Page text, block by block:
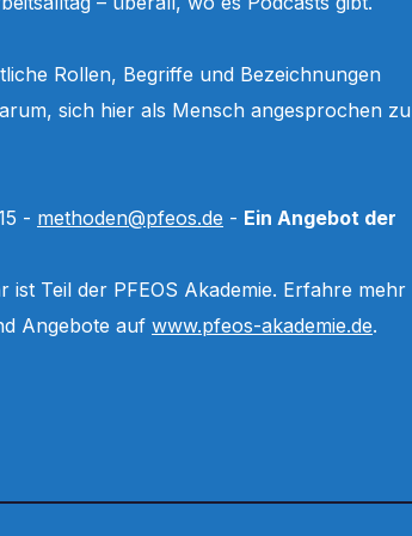
Rollen, Begriffe und Bezeichnungen
sich hier als Mensch angesprochen zu
- methoden@pfeos.de - Ein Angebot der
ist Teil der PFEOS Akademie. Erfahre mehr
Angebote auf www.pfeos-akademie.de.